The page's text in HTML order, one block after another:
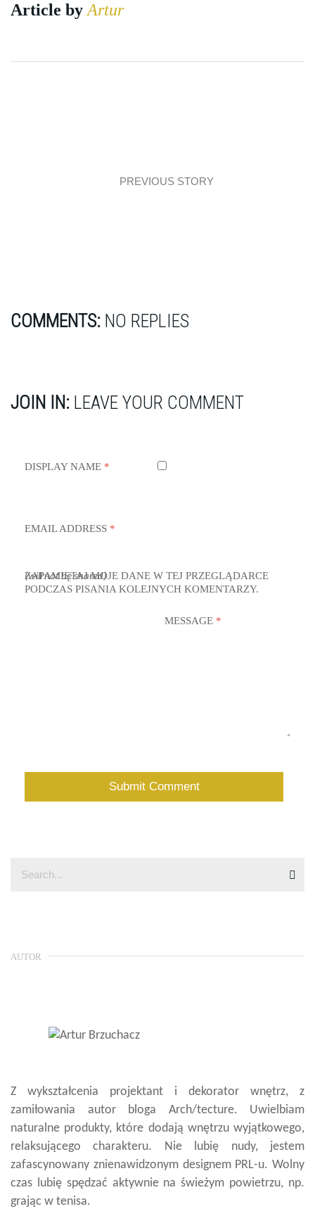
Article byArtur
PREVIOUS STORY
COMMENTS: NO REPLIES
JOIN IN: LEAVE YOUR COMMENT
DISPLAY NAME *
EMAIL ADDRESS *
(will not be shared)
ZAPAMIĘTAJ MOJE DANE W TEJ PRZEGLĄDARCE
PODCZAS PISANIA KOLEJNYCH KOMENTARZY.
MESSAGE *
AUTOR
Z wykształcenia projektant i dekorator wnętrz, z
zamiłowania autor bloga Arch/tecture. Uwielbiam
naturalne produkty, które dodają wnętrzu wyjątkowego,
relaksującego charakteru. Nie lubię nudy, jestem
zafascynowany znienawidzonym designem PRL-u. Wolny
czas lubię spędzać aktywnie na świeżym powietrzu, np.
grając w tenisa.